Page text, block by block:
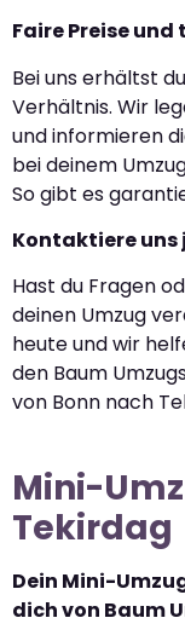
Faire Preise
Bei uns erhältst
Verhältnis. Wir
und informieren
bei deinem
So gibt es
Kontaktiere uns
Hast du Fragen
deinen Umzug
heute und wir
den Baum
von Bonn nach
Mini-
Tekirdag
Dein Mini-
dich von Baum